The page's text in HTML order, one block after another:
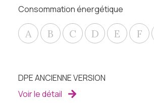
Consommation énergétique
A B C D E F
DPE ANCIENNE VERSION
Voir le détail